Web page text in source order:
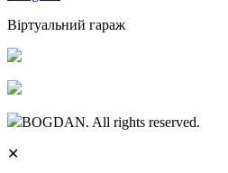
Віртуальний гараж
BOGDAN. All rights reserved.
✕